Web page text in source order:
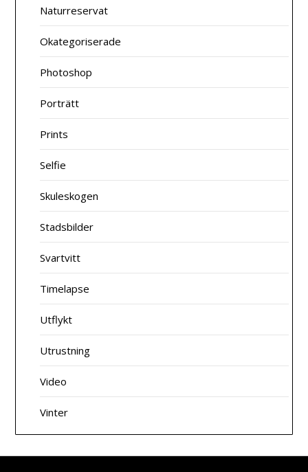
Naturreservat
Okategoriserade
Photoshop
Porträtt
Prints
Selfie
Skuleskogen
Stadsbilder
Svartvitt
Timelapse
Utflykt
Utrustning
Video
Vinter